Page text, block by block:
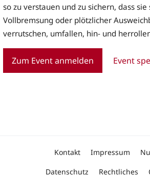
so zu verstauen und zu sichern, dass sie
Vollbremsung oder plötzlicher
verrutschen, umfallen, hin- und
Zum Event anmelden Event
Kontakt Impressum
Datenschutz
Rechtliches